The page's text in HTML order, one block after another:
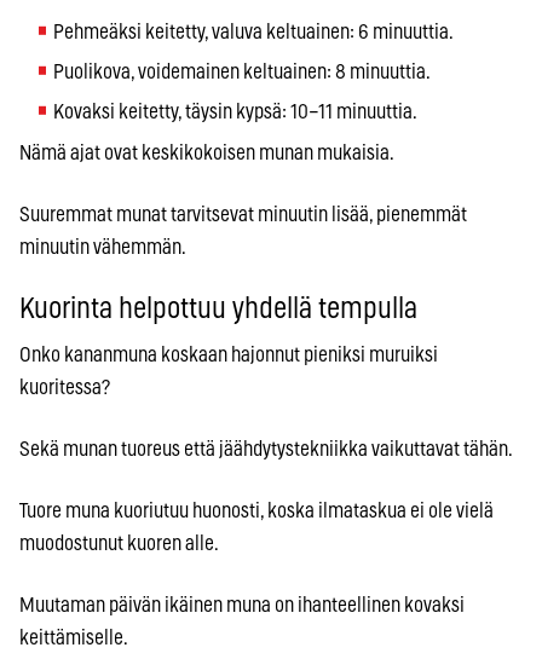
Pehmeäksi keitetty, valuva keltuainen: 6 minuuttia.
Puolikova, voidemainen keltuainen: 8 minuuttia.
Kovaksi keitetty, täysin kypsä: 10–11 minuuttia.
Nämä ajat ovat keskikokoisen munan mukaisia.
Suuremmat munat tarvitsevat minuutin lisää, pienemmät
minuutin vähemmän.
Kuorinta helpottuu yhdellä tempulla
Onko kananmuna koskaan hajonnut pieniksi muruiksi
kuoritessa?
Sekä munan tuoreus että jäähdytystekniikka vaikuttavat tähän.
Tuore muna kuoriutuu huonosti, koska ilmataskua ei ole vielä
muodostunut kuoren alle.
Muutaman päivän ikäinen muna on ihanteellinen kovaksi
keittämiselle.